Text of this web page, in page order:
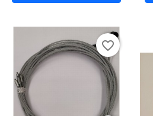
favorite_border